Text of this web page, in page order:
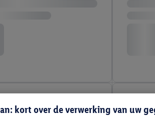
kort over de verwerking van uw